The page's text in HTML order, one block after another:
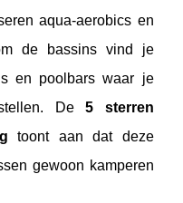
aqua-aerobics en
de bassins vind je
en poolbars waar je
De5 sterren
toont aan dat deze
gewoon kamperen